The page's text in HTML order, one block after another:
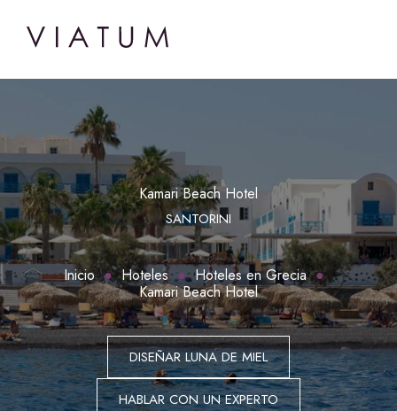
Kamari Beach Hotel
SANTORINI
Inicio Hoteles
Hoteles en Grecia
Kamari Beach Hotel
DISEÑAR LUNA DE MIEL
HABLAR CON UN EXPERTO